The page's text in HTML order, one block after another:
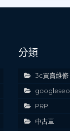
分類
3c買賣維修
googleseo
PRP
中古車